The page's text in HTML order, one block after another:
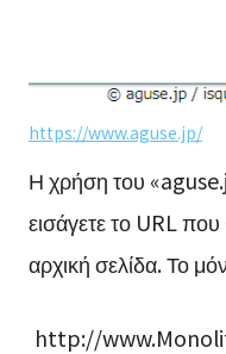
https://www.aguse.jp/
Η χρήση του
εισάγετε το URL που
αρχική σελίδα. Το
http://